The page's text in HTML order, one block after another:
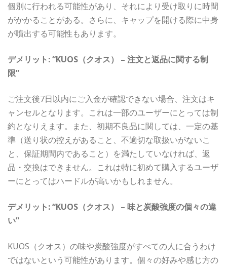
個別に行われる可能性があり、それにより受け取りに時間
がかかることがある。さらに、キャップを開ける際に中身
が噴出する可能性もあります。
デメリット: “KUOS（クオス） – 注文と返品に関する制
限”
ご注文後7日以内にご入金が確認できない場合、注文はキ
ャンセルとなります。これは一部のユーザーにとっては制
約となりえます。また、初期不良品に関しては、一定の基
準（送り状の控えがあること、不適切な取扱いがないこ
と、保証期間内であること）を満たしていなければ、返
品・交換はできません。これは特に初めて購入するユーザ
ーにとってはハードルが高いかもしれません。
デメリット: “KUOS（クオス） – 味と炭酸強度の個々の違
い”
KUOS（クオス）の味や炭酸強度がすべての人に合うわけ
ではないという可能性があります。個々の好みや感じ方の